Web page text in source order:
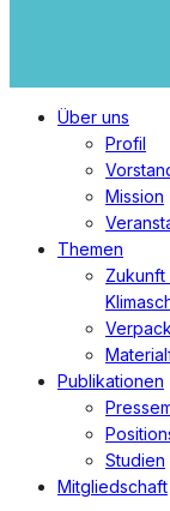
Menü
Über uns
Profil
Mission
Themen
Publikationen
Studien
Mitgliedschaft